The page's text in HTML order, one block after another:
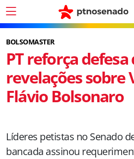
BOLSOMASTER
PT reforça defesa
revelações sobre
Flávio Bolsonaro
Líderes petistas no Senado
bancada assinou